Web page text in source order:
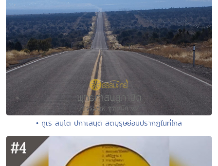
• ทูเร สนฺโต ปกาเสนฺติ สัตบุรุษย่อมปรากฏในที่ไกล